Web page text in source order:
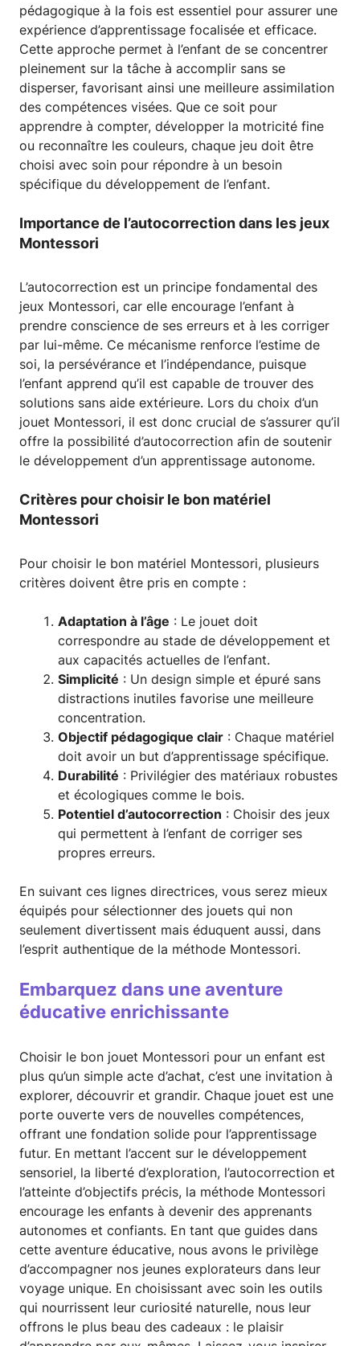
pédagogique à la fois est essentiel pour assurer une
expérience d’apprentissage focalisée et efficace.
Cette approche permet à l’enfant de se concentrer
pleinement sur la tâche à accomplir sans se
disperser, favorisant ainsi une meilleure assimilation
des compétences visées. Que ce soit pour
apprendre à compter, développer la motricité fine
ou reconnaître les couleurs, chaque jeu doit être
choisi avec soin pour répondre à un besoin
spécifique du développement de l’enfant.
Importance de l’autocorrection dans les jeux
Montessori
L’autocorrection est un principe fondamental des
jeux Montessori, car elle encourage l’enfant à
prendre conscience de ses erreurs et à les corriger
par lui-même. Ce mécanisme renforce l’estime de
soi, la persévérance et l’indépendance, puisque
l’enfant apprend qu’il est capable de trouver des
solutions sans aide extérieure. Lors du choix d’un
jouet Montessori, il est donc crucial de s’assurer qu’il
offre la possibilité d’autocorrection afin de soutenir
le développement d’un apprentissage autonome.
Critères pour choisir le bon matériel
Montessori
Pour choisir le bon matériel Montessori, plusieurs
critères doivent être pris en compte :
Adaptation à l’âge : Le jouet doit
correspondre au stade de développement et
aux capacités actuelles de l’enfant.
Simplicité : Un design simple et épuré sans
distractions inutiles favorise une meilleure
concentration.
Objectif pédagogique clair : Chaque matériel
doit avoir un but d’apprentissage spécifique.
Durabilité : Privilégier des matériaux robustes
et écologiques comme le bois.
Potentiel d’autocorrection : Choisir des jeux
qui permettent à l’enfant de corriger ses
propres erreurs.
En suivant ces lignes directrices, vous serez mieux
équipés pour sélectionner des jouets qui non
seulement divertissent mais éduquent aussi, dans
l’esprit authentique de la méthode Montessori.
Embarquez dans une aventure
éducative enrichissante
Choisir le bon jouet Montessori pour un enfant est
plus qu’un simple acte d’achat, c’est une invitation à
explorer, découvrir et grandir. Chaque jouet est une
porte ouverte vers de nouvelles compétences,
offrant une fondation solide pour l’apprentissage
futur. En mettant l’accent sur le développement
sensoriel, la liberté d’exploration, l’autocorrection et
l’atteinte d’objectifs précis, la méthode Montessori
encourage les enfants à devenir des apprenants
autonomes et confiants. En tant que guides dans
cette aventure éducative, nous avons le privilège
d’accompagner nos jeunes explorateurs dans leur
voyage unique. En choisissant avec soin les outils
qui nourrissent leur curiosité naturelle, nous leur
offrons le plus beau des cadeaux : le plaisir